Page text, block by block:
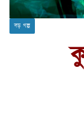
বড় গল্প